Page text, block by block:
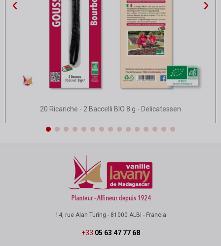
Vista rapida
20 Ricariche - 2 Baccelli BIO 8 g - Delicatessen
14, rue Alan Turing - 81000 ALBI - Francia
+33 05 63 47 77 68